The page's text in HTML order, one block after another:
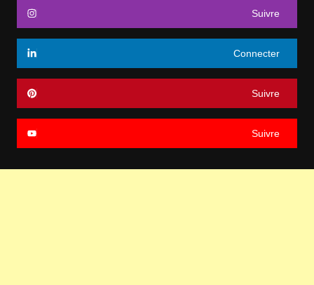
Suivre
Connecter
Suivre
Suivre